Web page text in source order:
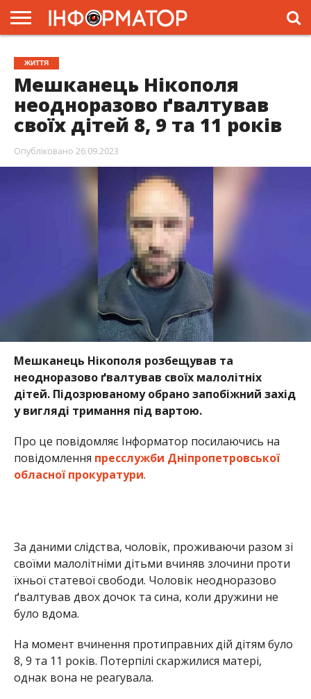
ГОЛОВНА
ЖИТТЯ
ВЛАДА
ГРОШІ
ТРЕШ
ПРЕС-
РЕЛІЗИ
РЕКЛАМА
ПРОЕКТИ
ЖИТТЯ
Мешканець Нікополя
неодноразово ґвалтував
своїх дітей 8, 9 та 11 років
Опубліковано 26.09.2023
Мешканець Нікополя розбещував та
неодноразово ґвалтував своїх малолітніх
дітей. Підозрюваному обрано запобіжний захід
у вигляді тримання під вартою.
Про це повідомляє Інформатор посилаючись на
повідомлення пресслужби Дніпропетровської
обласної прокуратури.
За даними слідства, чоловік, проживаючи разом зі
своїми малолітніми дітьми вчиняв злочини проти
їхньої статевої свободи. Чоловік неодноразово
ґвалтував двох дочок та сина, коли дружини не
було вдома.
На момент вчинення протиправних дій дітям було
8, 9 та 11 років. Потерпілі скаржилися матері,
однак вона не реагувала.